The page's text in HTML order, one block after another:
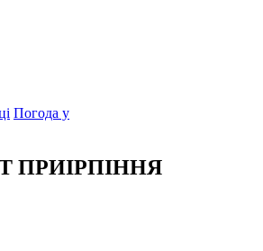
Погода у
ПРИІРПІННЯ